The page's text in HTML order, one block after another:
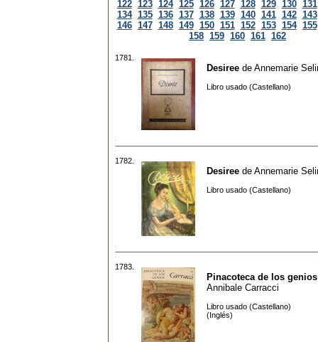
122 123 124 125 126 127 128 129 130 131
134 135 136 137 138 139 140 141 142 143
146 147 148 149 150 151 152 153 154 155
158 159 160 161 162
1781.
Desiree de Annemarie
Libro usado (Castellano)
1782.
Desiree de Annemarie
Libro usado (Castellano)
1783.
Pinacoteca de los
Annibale Carracci
Libro usado (Castellano)
(Inglés)